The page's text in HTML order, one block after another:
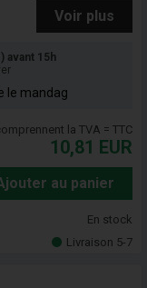
Voir plus
avant 15h
le mandag
la TVA = TTC
10,81 EUR
au panier
En stock
Livraison 5-7